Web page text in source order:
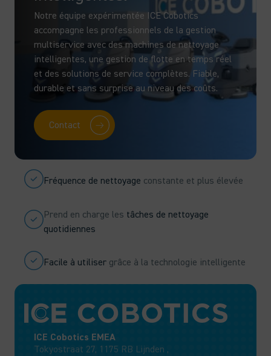
Notre équipe expérimentée ICE Cobotics
accompagne les professionnels de la gestion
multiservice avec des machines de nettoyage
intelligentes, une gestion de flotte en temps réel
et des solutions de service complètes. Fiable,
durable et sans surprise au niveau des coûts.
Contact
Fréquence de nettoyage constante et plus élevée
Prend en charge les tâches de nettoyage
quotidiennes
Facile à utiliser grâce à la technologie intelligente
ICE Cobotics EMEA
Tokyostraat 27, 1175 RB Lijnden ,